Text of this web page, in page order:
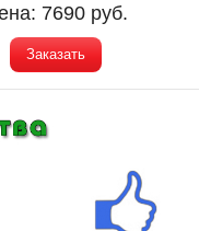
7690 руб.
Заказать